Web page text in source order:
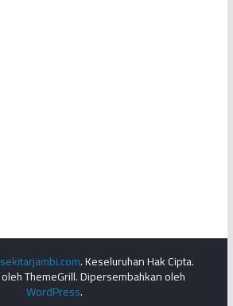
sekitarjambi.com. Keseluruhan Hak Cipta.
oleh ThemeGrill. Dipersembahkan oleh
WordPress.